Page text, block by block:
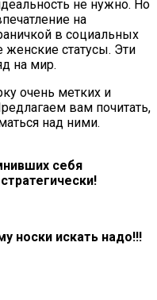
не нужно. Но
на
в социальных
женские статусы. Эти
на мир.
очень метких и
вам почитать,
над ними.
себя
носки искать надо!!!